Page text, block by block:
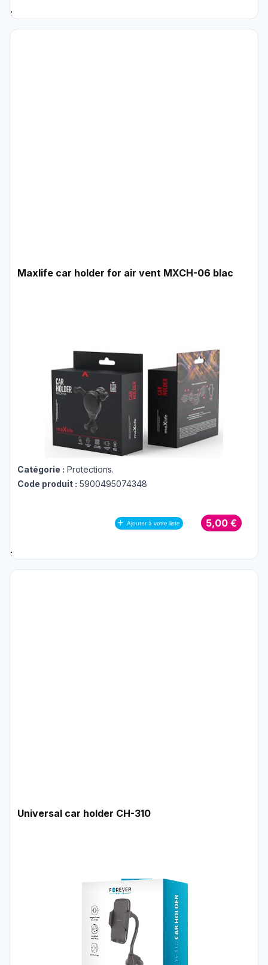
;
Maxlife car holder for air vent MXCH-06 blac
Catégorie : Protections.
Code produit : 5900495074348
Ajouter à votre liste 5,00 €
;
Universal car holder CH-310